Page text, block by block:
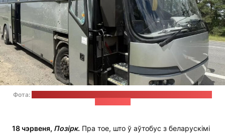
Фота:
18 чэрвеня, Позірк. Пра тое, што ў аўтобус з беларускімі